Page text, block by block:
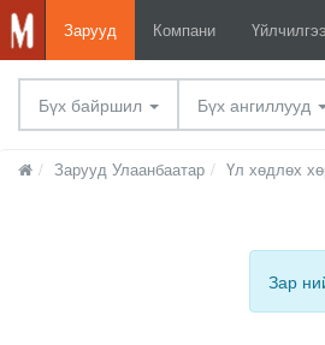
Зарууд Компани Үйлчилгээ
Бүх байршил Бүх ангиллууд
Зарууд Улаанбаатар Үл хөдлөх
Зар